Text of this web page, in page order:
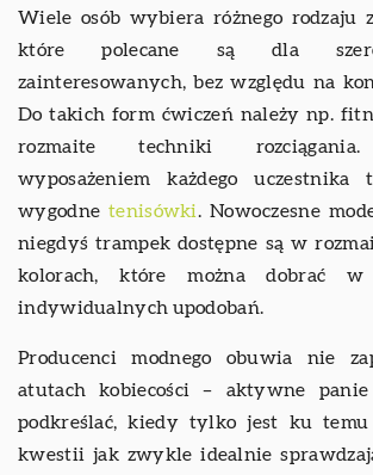
Wiele osób wybiera różnego rodzaju
które polecane są dla
zainteresowanych, bez względu na
Do takich form ćwiczeń należy np.
rozmaite techniki rozciągania.
wyposażeniem każdego uczestnika
wygodnetenisówki. Nowoczesne
niegdyś trampek dostępne są w
kolorach, które można dobrać w
indywidualnych upodobań.
Producenci modnego obuwia nie
atutach kobiecości – aktywne
podkreślać, kiedy tylko jest ku
kwestii jak zwykle idealnie